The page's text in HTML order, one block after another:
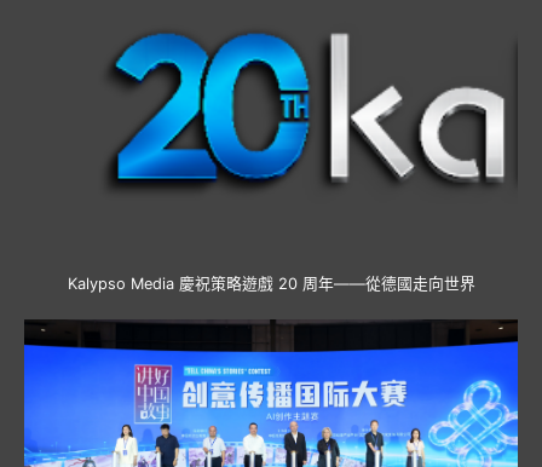
Kalypso Media 慶祝策略遊戲 20 周年——從德國走向世界